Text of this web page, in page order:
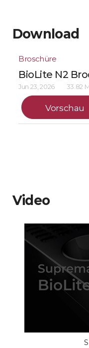
Download
Broschüre
BioLite N2
Jun 23, 2026 33.82
Vorschau
Video